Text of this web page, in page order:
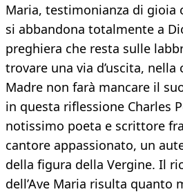
Maria, testimonianza di gioia
si abbandona totalmente a
preghiera che resta sulle
trovare una via d’uscita, nella
Madre non farà mancare il
in questa riflessione Charles
notissimo poeta e scrittore
cantore appassionato, un
della figura della Vergine. Il
dell’Ave Maria risulta quanto